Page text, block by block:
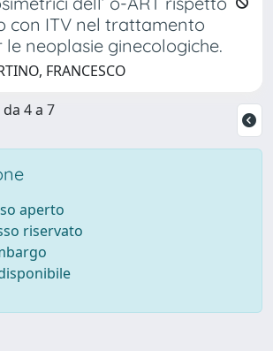
con ITV nel trattamento
neoplasie ginecologiche.
FRANCESCO
4 a 7
aperto
riservato